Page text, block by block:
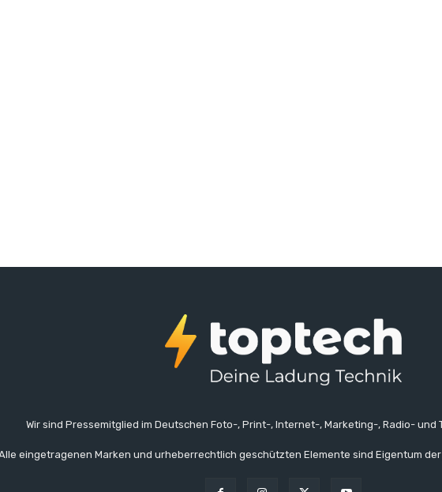
Wir sind Pressemitglied im Deutschen Foto-, Print-, Internet-, Marketing-, Radio- und
eingetragenen Marken und urheberrechtlich geschützten Elemente sind Eigentum